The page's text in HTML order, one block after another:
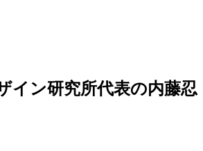
イン研究所代表の内藤忍